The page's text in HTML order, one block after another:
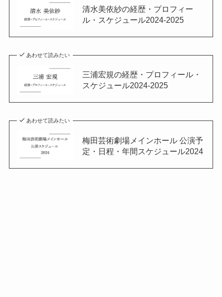
清水美依紗の経歴・プロフィー
ル・スケジュール2024-2025
あわせて読みたい
三浦宏規の経歴・プロフィール・
スケジュール2024-2025
あわせて読みたい
梅田芸術劇場メインホール 公演予
定・日程・年間スケジュール2024